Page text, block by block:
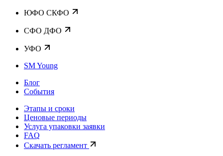
ЮФО СКФО
CФО ДФО
УФО
SM Young
Блог
События
Этапы и сроки
Ценовые периоды
Услуга упаковки заявки
FAQ
Скачать регламент